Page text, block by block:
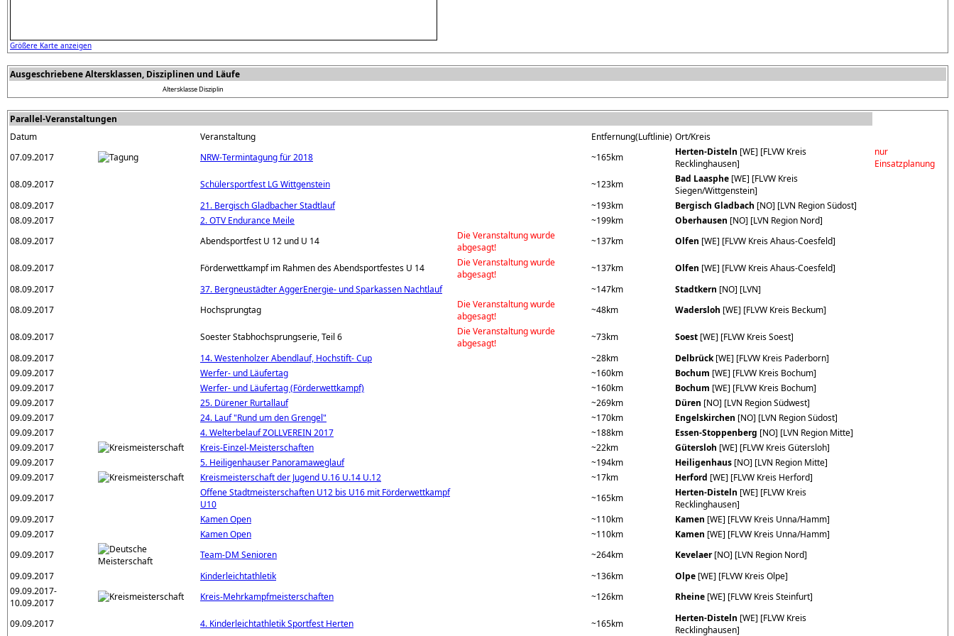
Größere Karte anzeigen
Ausgeschriebene Altersklassen, Disziplinen und Läufe
AltersklasseDisziplin
Parallel-Veranstaltungen
Datum
Veranstaltung Entfernung(Luftlinie) Ort/Kreis
07.09.2017
NRW-Termintagung für 2018 ~165km Herten-Disteln [WE] [FLVW Kreis
Recklinghausen]
nur
Einsatzplanung
08.09.2017
Schülersportfest LG Wittgenstein ~123km Bad Laasphe [WE] [FLVW Kreis
Siegen/Wittgenstein]
08.09.2017
21. Bergisch Gladbacher Stadtlauf ~193km Bergisch Gladbach [NO] [LVN Region Südost]
08.09.2017
2. OTV Endurance Meile ~199km Oberhausen [NO] [LVN Region Nord]
08.09.2017
Abendsportfest U 12 und U 14
Die Veranstaltung wurde
abgesagt!
~137km Olfen [WE] [FLVW Kreis Ahaus-Coesfeld]
08.09.2017 Förderwettkampf im Rahmen des Abendsportfestes U 14
Die Veranstaltung wurde
abgesagt!
~137km Olfen [WE] [FLVW Kreis Ahaus-Coesfeld]
08.09.2017
37. Bergneustädter AggerEnergie- und Sparkassen Nachtlauf ~147km Stadtkern [NO] [LVN]
08.09.2017
Hochsprungtag
Die Veranstaltung wurde
abgesagt!
~48km Wadersloh [WE] [FLVW Kreis Beckum]
08.09.2017 Soester Stabhochsprungserie, Teil 6
Die Veranstaltung wurde
abgesagt!
~73km Soest [WE] [FLVW Kreis Soest]
08.09.2017
14. Westenholzer Abendlauf, Hochstift- Cup ~28km Delbrück[WE] [FLVW Kreis Paderborn]
09.09.2017
Werfer- und Läufertag ~160km Bochum [WE] [FLVW Kreis Bochum]
09.09.2017
Werfer- und Läufertag (Förderwettkampf) ~160km Bochum [WE] [FLVW Kreis Bochum]
09.09.2017
25. Dürener Rurtallauf ~269km Düren [NO] [LVN Region Südwest]
09.09.2017
24. Lauf "Rund um den Grengel" ~170km Engelskirchen [NO] [LVN Region Südost]
09.09.2017
4. Welterbelauf ZOLLVEREIN 2017 ~188km Essen-Stoppenberg [NO] [LVN Region Mitte]
09.09.2017
Kreis-Einzel-Meisterschaften ~22km Gütersloh [WE] [FLVW Kreis Gütersloh]
09.09.2017
5. Heiligenhauser Panoramaweglauf ~194km Heiligenhaus [NO] [LVN Region Mitte]
09.09.2017
Kreismeisterschaft der Jugend U.16 U.14 U.12 ~17km Herford [WE] [FLVW Kreis Herford]
09.09.2017
Offene Stadtmeisterschaften U12 bis U16 mit Förderwettkampf
U10
~165km Herten-Disteln [WE] [FLVW Kreis
Recklinghausen]
09.09.2017
Kamen Open ~110km Kamen [WE] [FLVW Kreis Unna/Hamm]
09.09.2017
Kamen Open ~110km Kamen [WE] [FLVW Kreis Unna/Hamm]
09.09.2017
Team-DM Senioren ~264km Kevelaer[NO] [LVN Region Nord]
09.09.2017
Kinderleichtathletik ~136km Olpe [WE] [FLVW Kreis Olpe]
09.09.2017-
10.09.2017
Kreis-Mehrkampfmeisterschaften ~126km Rheine [WE] [FLVW Kreis Steinfurt]
09.09.2017 4. Kinderleichtathletik Sportfest Herten ~165km Herten-Disteln [WE] [FLVW Kreis
Recklinghausen]